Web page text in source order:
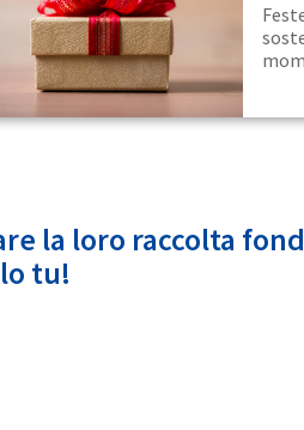
la loro raccolta
tu!